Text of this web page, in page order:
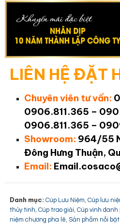
LIÊN HỆ ĐẶT
Chuyên viên tư vấn:
0906.811.365 –
0906.811.365 –
Showroom: 964/55
Đông Hưng Thuận,
Email:
Danh mục: Cúp Lưu Niệm, Cúp lưu
thủy tinh, Cúp trao giải, Cúp vinh danh
niệm chương pha lê, Sản phẩm nổi bật